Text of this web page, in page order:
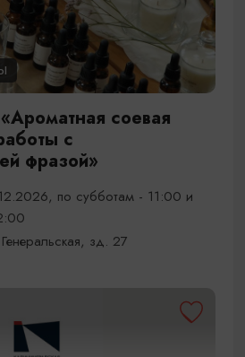
соевая
с
фразой»
по субботам - 11:00 и
зд. 27